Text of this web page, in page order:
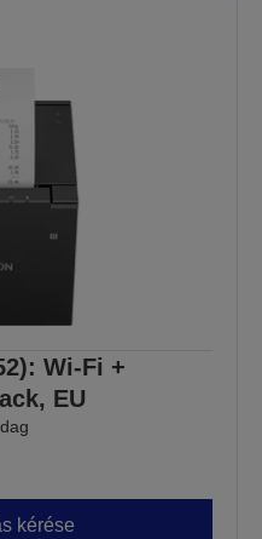
Wi-Fi +
EU
kérése